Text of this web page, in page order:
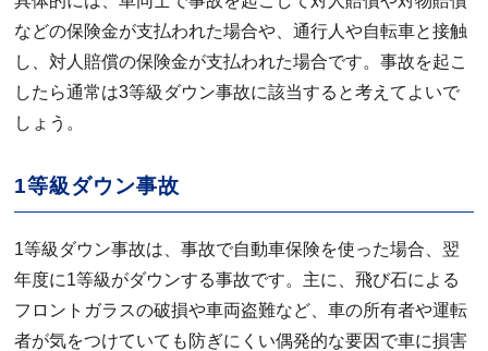
などの保険金が支払われた場合や、通行人や自転車と接触
し、対人賠償の保険金が支払われた場合です。事故を起こ
したら通常は3等級ダウン事故に該当すると考えてよいで
しょう。
1等級ダウン事故
1等級ダウン事故は、事故で自動車保険を使った場合、翌
年度に1等級がダウンする事故です。主に、飛び石による
フロントガラスの破損や車両盗難など、車の所有者や運転
者が気をつけていても防ぎにくい偶発的な要因で車に損害